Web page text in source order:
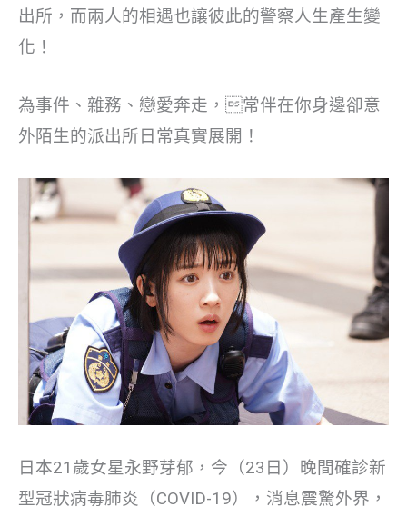
出所，而兩人的相遇也讓彼此的警察人生產生變
化！
為事件、雜務、戀愛奔走，常伴在你身邊卻意
外陌生的派出所日常真實展開！
日本21歲女星永野芽郁，今（23日）晚間確診新
型冠狀病毒肺炎（COVID-19），消息震驚外界，